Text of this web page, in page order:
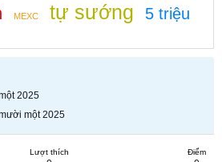
MEXC tự sướng 5 triệu
2025
một 2025
Lượt thích Điểm